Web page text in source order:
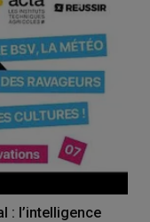
: l’intelligence